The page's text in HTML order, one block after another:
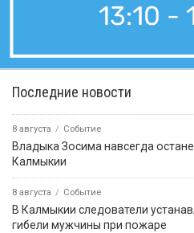
Последние новости
8 августа Событие
Владыка Зосима навсегда
Калмыкии
8 августа Событие
В Калмыкии следователи
гибели мужчины при пожаре